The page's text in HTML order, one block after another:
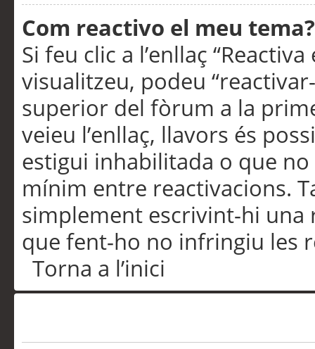
Com reactivo el meu tema?
Si feu clic a l’enllaç
visualitzeu, podeu
superior del fòrum a la
veieu l’enllaç, llavors és
estigui inhabilitada o que
mínim entre reactivacions.
simplement escrivint-hi una
que fent-ho no infringiu les
Torna a l’inici